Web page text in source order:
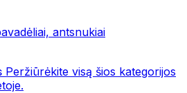
antsnukiai
Peržiūrėkite visą šios kategorijos